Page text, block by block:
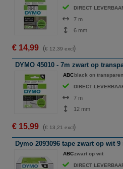
DIRECT
7 m
6 mm
€ 14,99 (€ 12,39 excl)
DYMO 45010 - 7m zwart op
ABCblack on
DIRECT
7 m
12 mm
€ 15,99 (€ 13,21 excl)
Dymo 2093096 tape zwart op wit
ABCzwart op wit
DIRECT